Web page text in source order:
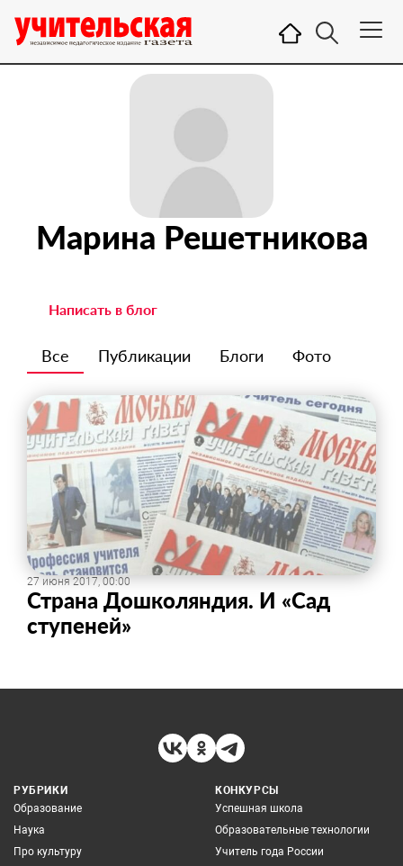
Марина Решетникова
Написать в блог
Все Публикации Блоги Фото
27 июня 2017, 00:00
Страна Дошколяндия. И «Сад
ступеней»
РУБРИКИ
Образование
Наука
Про культуру
КОНКУРСЫ
Успешная школа
Образовательные технологии
Учитель года России